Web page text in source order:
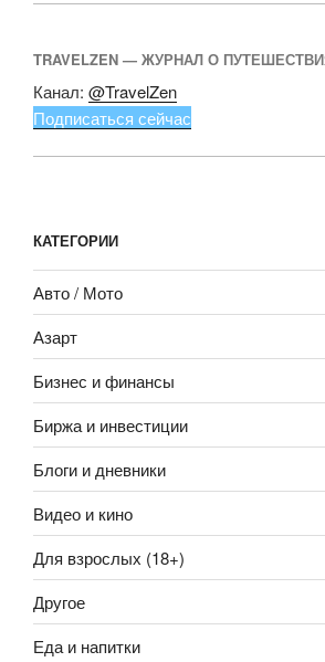
TRAVELZEN — ЖУРНАЛ О
Канал: @TravelZen
Подписаться сейчас
КАТЕГОРИИ
Авто / Мото
Азарт
Бизнес и финансы
Биржа и инвестиции
Блоги и дневники
Видео и кино
Для взрослых (18+)
Другое
Еда и напитки